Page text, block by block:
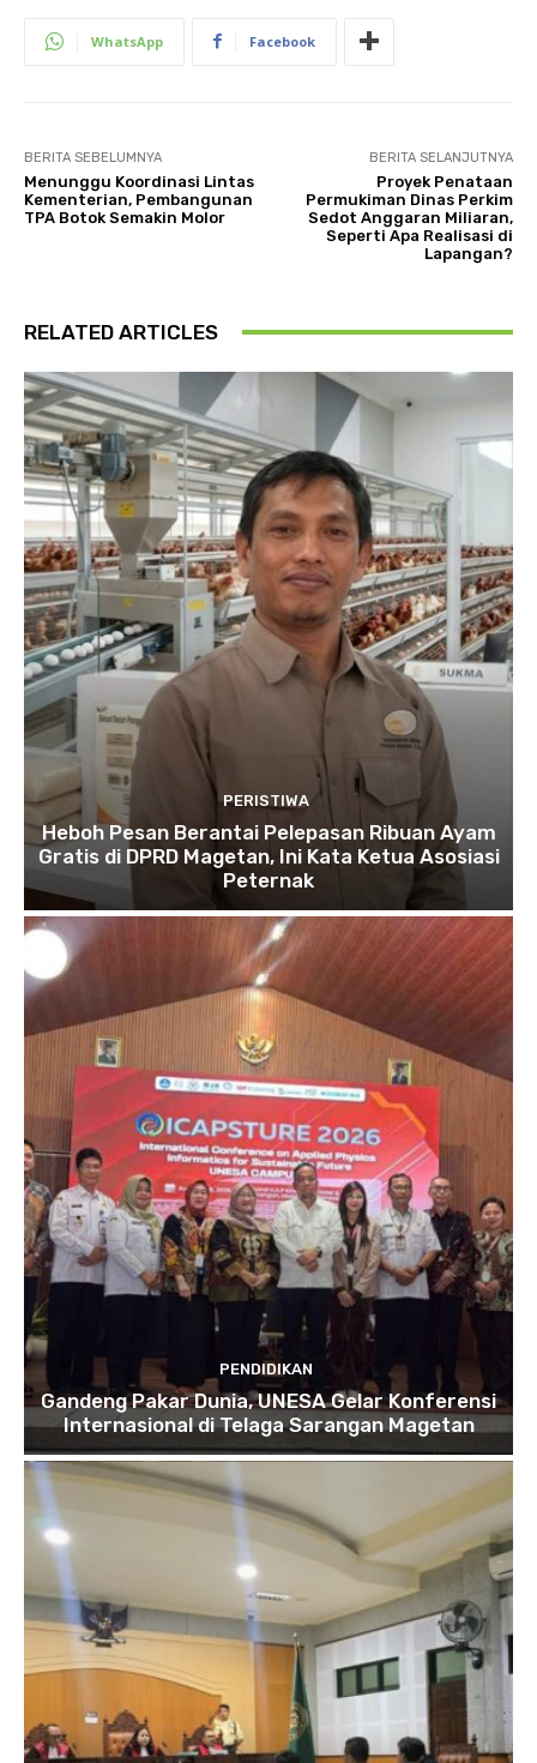
WhatsApp Facebook
BERITA SEBELUMNYA
Menunggu Koordinasi Lintas
Kementerian, Pembangunan
TPA Botok Semakin Molor
BERITA SELANJUTNYA
Proyek Penataan
Permukiman Dinas Perkim
Sedot Anggaran Miliaran,
Seperti Apa Realisasi di
Lapangan?
RELATED ARTICLES
PERISTIWA
Heboh Pesan Berantai Pelepasan Ribuan Ayam
Gratis di DPRD Magetan, Ini Kata Ketua Asosiasi
Peternak
PENDIDIKAN
Gandeng Pakar Dunia, UNESA Gelar Konferensi
Internasional di Telaga Sarangan Magetan